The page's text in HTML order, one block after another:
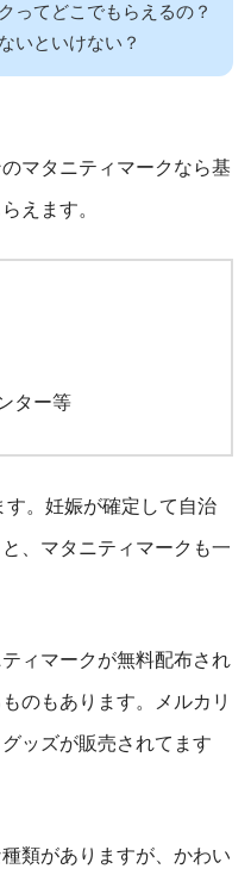
ってどこでもらえるの？
いといけない？
マタニティマークなら基
えます。
ター等
す。妊娠が確定して自治
、マタニティマークも一
ィマークが無料配布され
のもあります。メルカリ
ッズが販売されてます
類がありますが、かわい